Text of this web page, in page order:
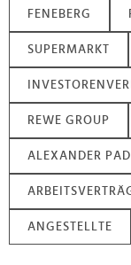
FENEBERG
SUPERMARKT
REWE GROUP
ALEXANDER
ANGESTELLTE